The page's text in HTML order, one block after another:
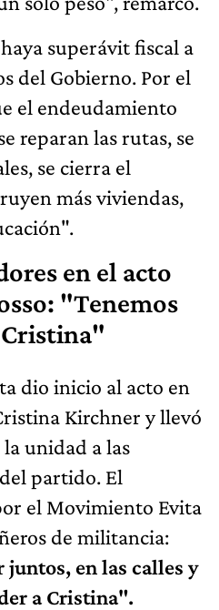
superávit fiscal a
del Gobierno. Por el
el endeudamiento
reparan las rutas, se
se cierra el
más viviendas,
en el acto
"Tenemos
dio inicio al acto en
Kirchner y llevó
unidad a las
partido. El
el Movimiento Evita
de militancia:
juntos, en las calles y
a Cristina".